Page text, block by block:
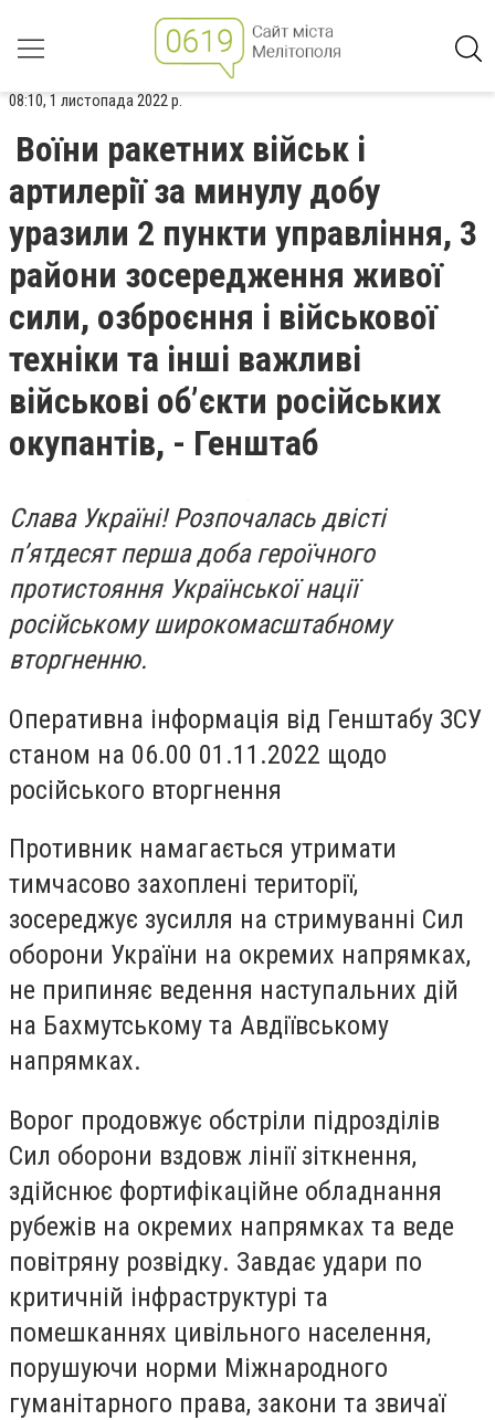
08:10, 1 листопада 2022 р.
Воїни ракетних військ і
артилерії за минулу добу
уразили 2 пункти управління, 3
райони зосередження живої
сили, озброєння і військової
техніки та інші важливі
військові об’єкти російських
окупантів, - Генштаб
Слава Україні! Розпочалась двісті
п’ятдесят перша доба героїчного
протистояння Української нації
російському широкомасштабному
вторгненню.
Оперативна інформація від Генштабу ЗСУ
станом на 06.00 01.11.2022 щодо
російського вторгнення
Противник намагається утримати
тимчасово захоплені території,
зосереджує зусилля на стримуванні Сил
оборони України на окремих напрямках,
не припиняє ведення наступальних дій
на Бахмутському та Авдіївському
напрямках.
Ворог продовжує обстріли підрозділів
Сил оборони вздовж лінії зіткнення,
здійснює фортифікаційне обладнання
рубежів на окремих напрямках та веде
повітряну розвідку. Завдає удари по
критичній інфраструктурі та
помешканнях цивільного населення,
порушуючи норми Міжнародного
гуманітарного права, закони та звичаї